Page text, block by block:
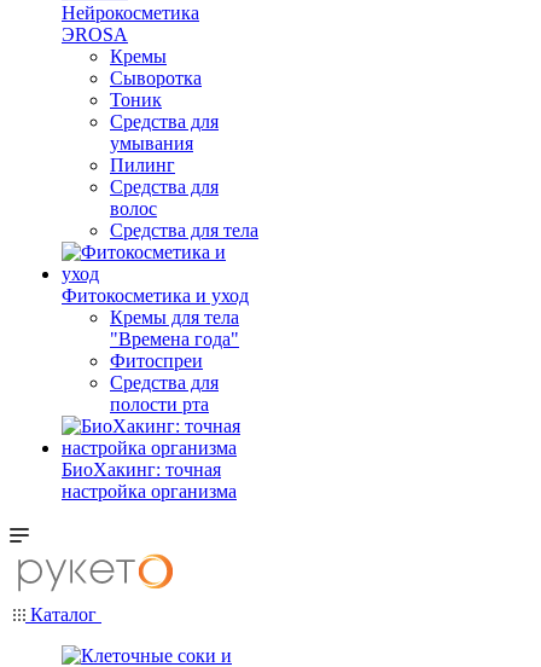
Нейрокосметика
ЭROSA
Кремы
Сыворотка
Тоник
Средства для
умывания
Пилинг
Средства для
волос
Средства для тела
Фитокосметика и уход
Кремы для тела
"Времена года"
Фитоспреи
Средства для
полости рта
БиоХакинг: точная
настройка организма
Каталог